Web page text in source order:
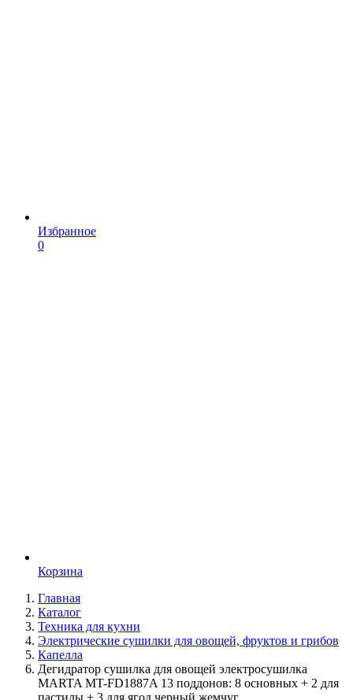
Избранное
0
Корзина
Главная
Каталог
Техника для кухни
Электрические сушилки для овощей, фруктов и грибов
Капелла
Дегидратор сушилка для овощей электросушилка
MARTA MT-FD1887A 13 поддонов: 8 основных + 2 для
пастилы + 3 для ягод черный жемчуг